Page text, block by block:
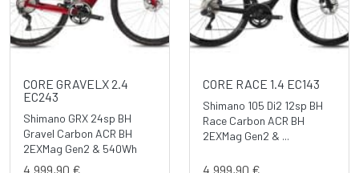
CORE GRAVELX 2.4
EC243
Shimano GRX 24sp BH
Gravel Carbon ACR BH
2EXMag Gen2 & 540Wh
4.999,90 €
CORE RACE 1.4 EC143
Shimano 105 Di2 12sp BH
Race Carbon ACR BH
2EXMag Gen2 & ...
4.999,90 €